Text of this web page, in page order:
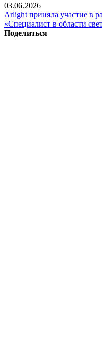
03.06.2026
Arlight приняла участие в
«Специалист в области
Поделиться